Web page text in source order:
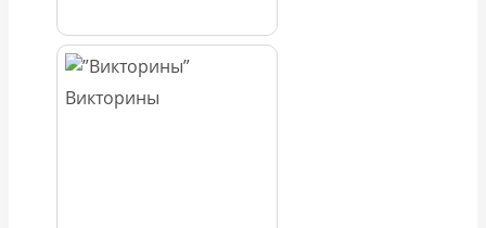
Викторины